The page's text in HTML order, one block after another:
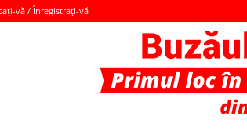
vă / Înregistrați-vă